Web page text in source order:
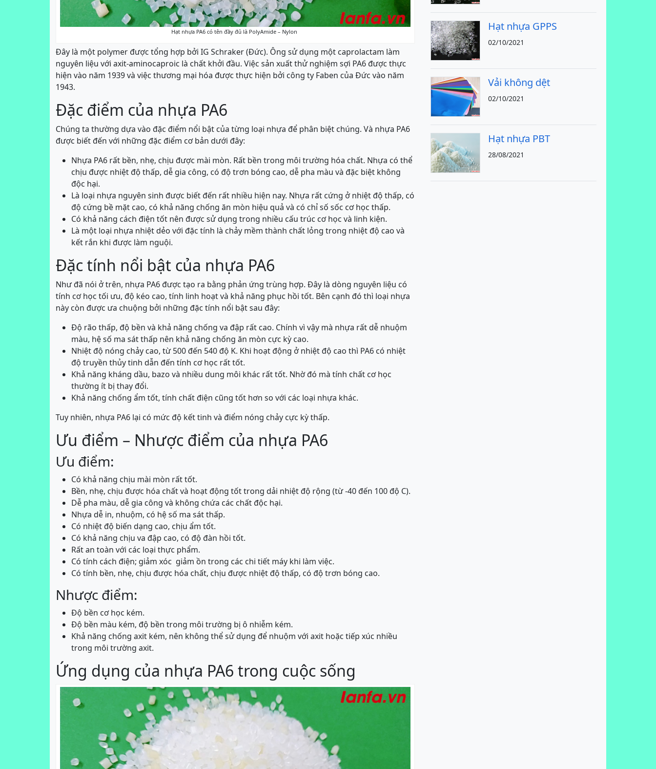
Hạt nhựa PA6 có tên đầy đủ là PolyAmide – Nylon
Đây là một polymer được tổng hợp bởi IG Schraker (Đức). Ông sử dụng một caprolactam làm
nguyên liệu với axit-aminocaproic là chất khởi đầu. Việc sản xuất thử nghiệm sợi PA6 được thực
hiện vào năm 1939 và việc thương mại hóa được thực hiện bởi công ty Faben của Đức vào năm
1943.
Đặc điểm của nhựa PA6
Chúng ta thường dựa vào đặc điểm nổi bật của từng loại nhựa để phân biệt chúng. Và nhựa PA6
được biết đến với những đặc điểm cơ bản dưới đây:
Nhựa PA6 rất bền, nhẹ, chịu được mài mòn. Rất bền trong môi trường hóa chất. Nhựa có thể
chịu được nhiệt độ thấp, dễ gia công, có độ trơn bóng cao, dễ pha màu và đặc biệt không
độc hại.
Là loại nhựa nguyên sinh được biết đến rất nhiều hiện nay. Nhựa rất cứng ở nhiệt độ thấp, có
độ cứng bề mặt cao, có khả năng chống ăn mòn hiệu quả và có chỉ số sốc cơ học thấp.
Có khả năng cách điện tốt nên được sử dụng trong nhiều cấu trúc cơ học và linh kiện.
Là một loại nhựa nhiệt dẻo với đặc tính là chảy mềm thành chất lỏng trong nhiệt độ cao và
kết rắn khi được làm nguội.
Đặc tính nổi bật của nhựa PA6
Như đã nói ở trên, nhựa PA6 được tạo ra bằng phản ứng trùng hợp. Đây là dòng nguyên liệu có
tính cơ học tối ưu, độ kéo cao, tính linh hoạt và khả năng phục hồi tốt. Bên cạnh đó thì loại nhựa
này còn được ưa chuộng bởi những đặc tính nổi bật sau đây:
Độ rão thấp, độ bền và khả năng chống va đập rất cao. Chính vì vậy mà nhựa rất dễ nhuộm
màu, hệ số ma sát thấp nên khả năng chống ăn mòn cực kỳ cao.
Nhiệt độ nóng chảy cao, từ 500 đến 540 độ K. Khi hoạt động ở nhiệt độ cao thì PA6 có nhiệt
độ truyền thủy tinh dẫn đến tính cơ học rất tốt.
Khả năng kháng dầu, bazo và nhiều dung môi khác rất tốt. Nhờ đó mà tính chất cơ học
thường ít bị thay đổi.
Khả năng chống ẩm tốt, tính chất điện cũng tốt hơn so với các loại nhựa khác.
Tuy nhiên, nhựa PA6 lại có mức độ kết tinh và điểm nóng chảy cực kỳ thấp.
Ưu điểm – Nhược điểm của nhựa PA6
Ưu điểm:
Có khả năng chịu mài mòn rất tốt.
Bền, nhẹ, chịu được hóa chất và hoạt động tốt trong dải nhiệt độ rộng (từ -40 đến 100 độ C).
Dễ pha màu, dễ gia công và không chứa các chất độc hại.
Nhựa dễ in, nhuộm, có hệ số ma sát thấp.
Có nhiệt độ biến dạng cao, chịu ẩm tốt.
Có khả năng chịu va đập cao, có độ đàn hồi tốt.
Rất an toàn với các loại thực phẩm.
Có tính cách điện; giảm xóc giảm ồn trong các chi tiết máy khi làm việc.
Có tính bền, nhẹ, chịu được hóa chất, chịu được nhiệt độ thấp, có độ trơn bóng cao.
Nhược điểm:
Độ bền cơ học kém.
Độ bền màu kém, độ bền trong môi trường bị ô nhiễm kém.
Khả năng chống axit kém, nên không thể sử dụng để nhuộm với axit hoặc tiếp xúc nhiều
trong môi trường axit.
Ứng dụng của nhựa PA6 trong cuộc sống
Hạt nhựa GPPS
02/10/2021
Vải không dệt
02/10/2021
Hạt nhựa PBT
28/08/2021